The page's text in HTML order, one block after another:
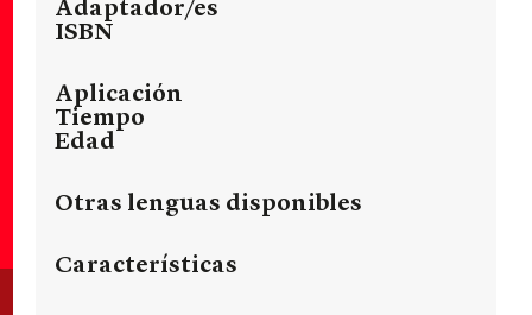
Adaptador/es
ISBN
Aplicación
Tiempo
Edad
Otras lenguas disponibles
Características